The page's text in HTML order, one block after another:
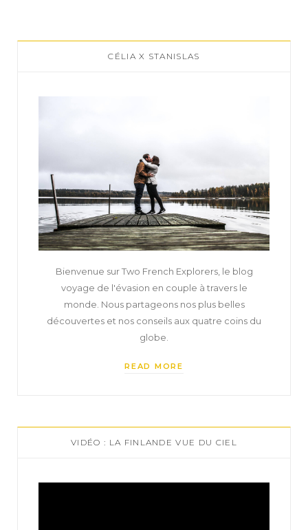
CÉLIA X STANISLAS
Bienvenue sur Two French Explorers, le blog
voyage de l'évasion en couple à travers le
monde. Nous partageons nos plus belles
découvertes et nos conseils aux quatre coins du
globe.
READ MORE
VIDÉO : LA FINLANDE VUE DU CIEL